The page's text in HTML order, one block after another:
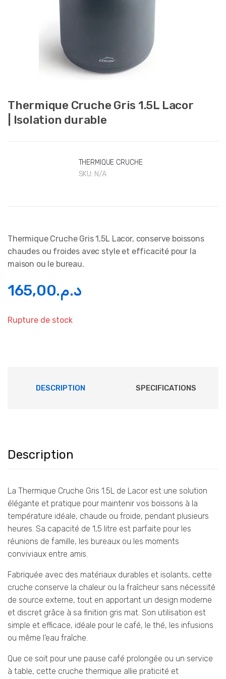
Thermique Cruche Gris 1.5L Lacor
| Isolation durable
THERMIQUE CRUCHE
SKU: N/A
Thermique Cruche Gris 1,5L Lacor, conserve boissons
chaudes ou froides avec style et efficacité pour la
maison ou le bureau.
د.م.165,00
Rupture de stock
DESCRIPTION SPECIFICATIONS
Description
La Thermique Cruche Gris 1.5L de Lacor est une solution
élégante et pratique pour maintenir vos boissons à la
température idéale, chaude ou froide, pendant plusieurs
heures. Sa capacité de 1,5 litre est parfaite pour les
réunions de famille, les bureaux ou les moments
conviviaux entre amis.
Fabriquée avec des matériaux durables et isolants, cette
cruche conserve la chaleur ou la fraîcheur sans nécessité
de source externe, tout en apportant un design moderne
et discret grâce à sa finition gris mat. Son utilisation est
simple et efficace, idéale pour le café, le thé, les infusions
ou même l’eau fraîche.
Que ce soit pour une pause café prolongée ou un service
à table, cette cruche thermique allie praticité et